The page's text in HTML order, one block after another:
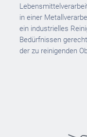
in einer
ein industrielles
Bedürfnissen
der zu reinigenden